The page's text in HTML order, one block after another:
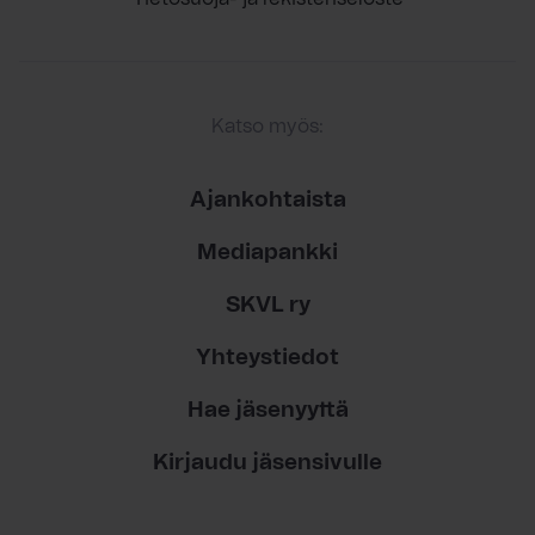
Katso myös:
Ajankohtaista
Mediapankki
SKVL ry
Yhteystiedot
Hae jäsenyyttä
Kirjaudu jäsensivulle